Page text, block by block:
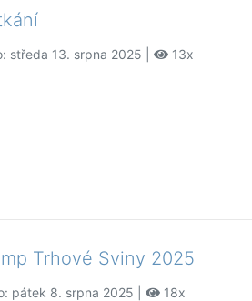
středa 13. srpna 2025 | 13x
Trhové Sviny 2025
pátek 8. srpna 2025 | 18x